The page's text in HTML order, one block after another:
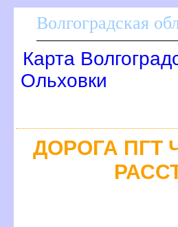
олгоградская
Карта
Ольховки
ДОРОГА ПГТ